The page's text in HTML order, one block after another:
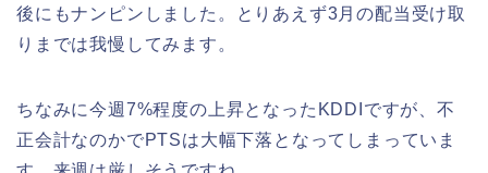
後にもナンピンしました。とりあえず3月の配当受け取
りまでは我慢してみます。
ちなみに今週7%程度の上昇となったKDDIですが、不
正会計なのかでPTSは大幅下落となってしまっていま